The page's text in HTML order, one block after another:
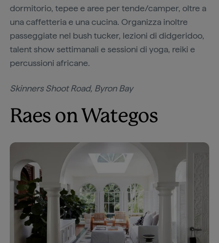
dormitorio, tepee e aree per tende/camper, oltre a
una caffetteria e una cucina. Organizza inoltre
passeggiate nel bush tucker, lezioni di didgeridoo,
talent show settimanali e sessioni di yoga, reiki e
percussioni africane.
Skinners Shoot Road, Byron Bay
Raes on Wategos